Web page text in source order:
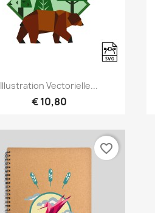
Snel bekijken
Illustration Vectorielle...
€ 10,80
favorite_border